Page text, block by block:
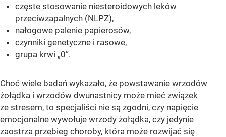
częste stosowanie niesteroidowych leków
przeciwzapalnych (NLPZ),
nałogowe palenie papierosów,
czynniki genetyczne i rasowe,
grupa krwi „0”.
Choć wiele badań wykazało, że powstawanie wrzodów
żołądka i wrzodów dwunastnicy może mieć związek
ze stresem, to specjaliści nie są zgodni, czy napięcie
emocjonalne wywołuje wrzody żołądka, czy jedynie
zaostrza przebieg choroby, która może rozwijać się